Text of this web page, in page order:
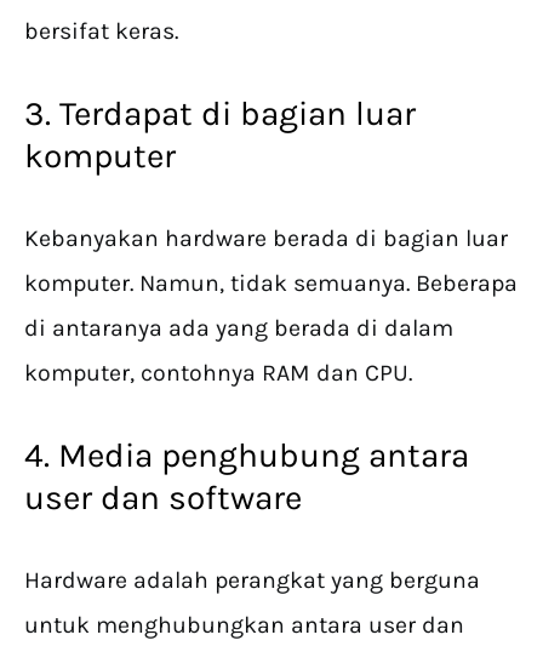
bersifat keras.
3. Terdapat di bagian luar
komputer
Kebanyakan hardware berada di bagian luar
komputer. Namun, tidak semuanya. Beberapa
di antaranya ada yang berada di dalam
komputer, contohnya RAM dan CPU.
4. Media penghubung antara
user dan software
Hardware adalah perangkat yang berguna
untuk menghubungkan antara user dan